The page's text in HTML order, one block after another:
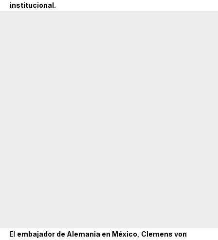
institucional.
El embajador de Alemania en México Clemens von